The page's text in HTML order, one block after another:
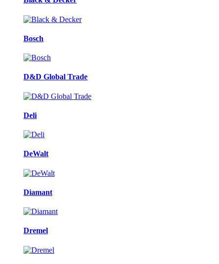
Bosch
D&D Global Trade
Deli
DeWalt
Diamant
Dremel